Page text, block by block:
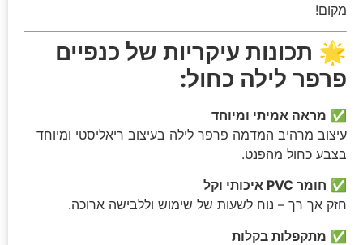
מקום!
🌟 תכונות עיקריות של כנפיים
פרפר לילה כחול:
✅ מראה אמיתי ומיוחד
עיצוב מרהיב המדמה פרפר לילה בעיצוב ריאליסטי ומיוחד
בצבע כחול מהפנט.
✅ חומר PVC איכותי וקל
חזק אך רך – נוח לשעות של שימוש וללבישה ארוכה.
✅ מתקפלות בקלות